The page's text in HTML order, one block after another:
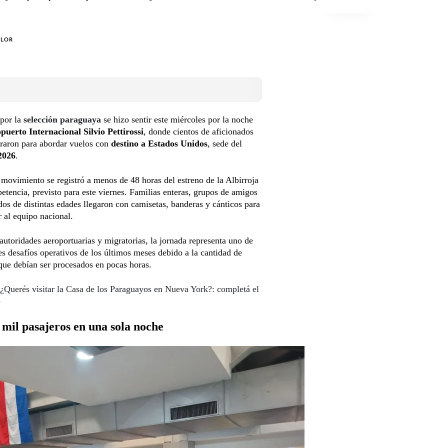
la selección paraguaya se hizo sentir este miércoles por la noche
Internacional Silvio Pettirossi, donde cientos de aficionados
para abordar vuelos con destino a Estados Unidos, sede del
.
se registró a menos de 48 horas del estreno de la Albirroja
previsto para este viernes. Familias enteras, grupos de amigos
de distintas edades llegaron con camisetas, banderas y cánticos para
al equipo nacional.
aeroportuarias y migratorias, la jornada representa uno de
desafíos operativos de los últimos meses debido a la cantidad de
debían ser procesados en pocas horas.
¿Querés visitar la Casa de los Paraguayos en Nueva York?: completá el
pasajeros en una sola noche